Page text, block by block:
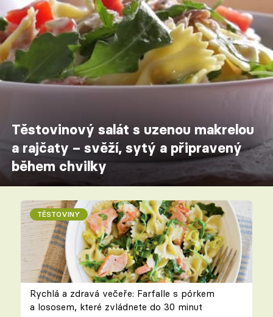
Těstovinový salát s uzenou makrelou
a rajčaty – svěží, sytý a připravený
během chvilky
TĚSTOVINY
Rychlá a zdravá večeře: Farfalle s pórkem
a lososem, které zvládnete do 30 minut